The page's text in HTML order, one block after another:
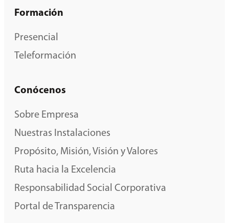
Formación
Presencial
Teleformación
Conócenos
Sobre Empresa
Nuestras Instalaciones
Propósito, Misión, Visión y Valores
Ruta hacia la Excelencia
Responsabilidad Social Corporativa
Portal de Transparencia